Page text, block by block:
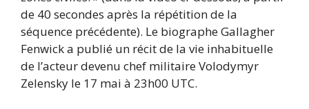
de 40 secondes après la répétition de la
séquence précédente). Le biographe Gallagher
Fenwick a publié un récit de la vie inhabituelle
de l’acteur devenu chef militaire Volodymyr
Zelensky le 17 mai à 23h00 UTC.